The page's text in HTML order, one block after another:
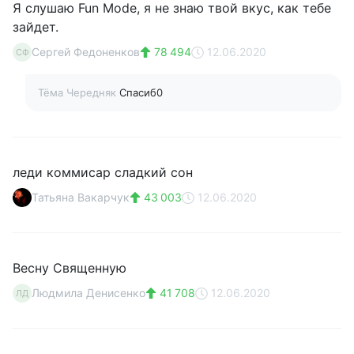
Я слушаю Fun Mode, я не знаю твой вкус, как тебе
зайдет.
СФ Сергей Федоненков 78 494 12.06.2020
Тёма Чередняк Спасиб0
леди коммисар сладкий сон
Татьяна Вакарчук 43 003 12.06.2020
Весну Священную
ЛД Людмила Денисенко 41 708 12.06.2020